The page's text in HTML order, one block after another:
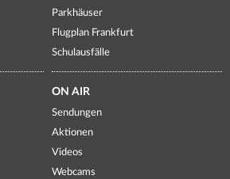
Parkhäuser
Flugplan Frankfurt
Schulausfälle
ON AIR
Sendungen
Aktionen
Videos
Webcams